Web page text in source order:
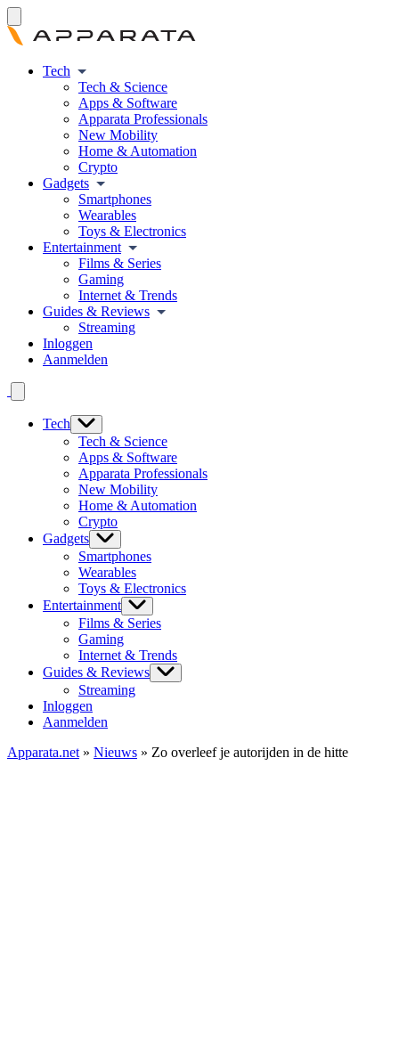
Tech
Tech & Science
Apps & Software
Apparata Professionals
New Mobility
Home & Automation
Crypto
Gadgets
Smartphones
Wearables
Toys & Electronics
Entertainment
Films & Series
Gaming
Internet & Trends
Guides & Reviews
Streaming
Inloggen
Aanmelden
Tech
Tech & Science
Apps & Software
Apparata Professionals
New Mobility
Home & Automation
Crypto
Gadgets
Smartphones
Wearables
Toys & Electronics
Entertainment
Films & Series
Gaming
Internet & Trends
Guides & Reviews
Streaming
Inloggen
Aanmelden
Apparata.net » Nieuws » Zo overleef je autorijden in de hitte